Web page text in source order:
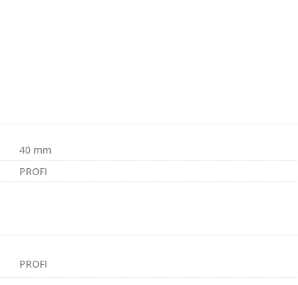
40 mm
PROFI
PROFI